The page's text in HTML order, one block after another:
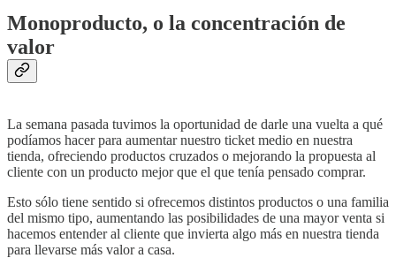
Monoproducto, o la concentración de
valor
La semana pasada tuvimos la oportunidad de darle una vuelta a qué
podíamos hacer para aumentar nuestro ticket medio en nuestra
tienda, ofreciendo productos cruzados o mejorando la propuesta al
cliente con un producto mejor que el que tenía pensado comprar.
Esto sólo tiene sentido si ofrecemos distintos productos o una familia
del mismo tipo, aumentando las posibilidades de una mayor venta si
hacemos entender al cliente que invierta algo más en nuestra tienda
para llevarse más valor a casa.